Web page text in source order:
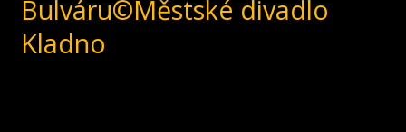
Bulváru©Městské divadlo
Kladno